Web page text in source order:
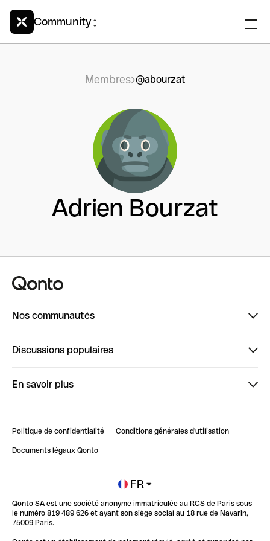
Community
Membres @abourzat
Adrien Bourzat
Nos communautés
ClubQonto
Discussions populaires
Impact de l'IA sur les carrières/productivité
En savoir plus
Blog
Newsroom
Glossaire finance
Politique de confidentialité Conditions générales d'utilisation
Documents légaux Qonto
FR
Qonto SA est une société anonyme immatriculée au RCS de Paris sous
le numéro 819 489 626 et ayant son siège social au 18 rue de Navarin,
75009 Paris.